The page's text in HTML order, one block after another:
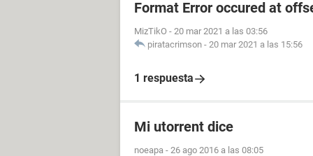
Format Error occured at
MizTikO - 20 mar 2021 a las 03:56
piratacrimson - 20 mar 2021 a las 15:56
1 respuesta
Mi utorrent dice
noeapa - 26 ago 2016 a las 08:05